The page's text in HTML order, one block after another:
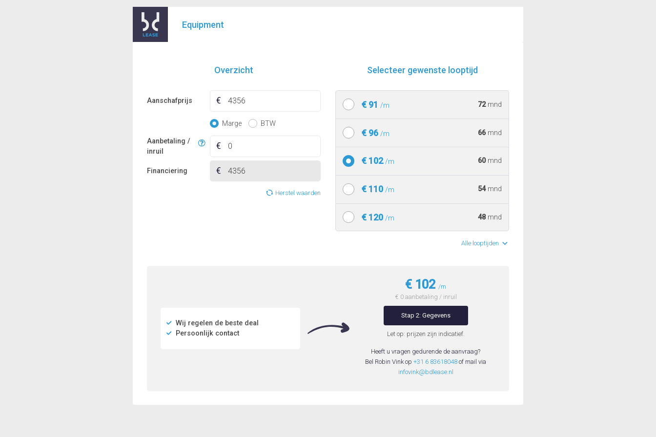
Equipment
Overzicht
Aanschafprijs
Marge BTW
Aanbetaling /
inruil
Financiering
Herstel waarden
Selecteer gewenste looptijd
€ 91 /m 72 mnd
€ 96 /m 66 mnd
€ 102/m 60 mnd
€ 110 /m 54 mnd
€ 120 /m 48 mnd
Alle looptijden
Wij regelen de beste deal
Persoonlijk contact
€ 102/m
€ 0 aanbetaling / inruil
Stap 2: Gegevens
Let op: prijzen zijn indicatief.
Heeft u vragen gedurende de aanvraag?
Bel Robin Vink op+31 6 83618048 of mail via
infovink@bdlease.nl